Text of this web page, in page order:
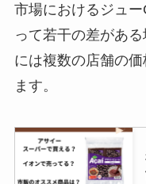
市場におけるジュ
って若干の差があ
には複数の店舗の
ます。